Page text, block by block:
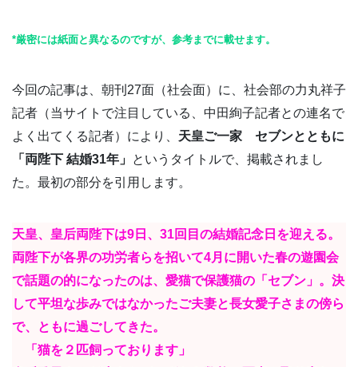
*厳密には紙面と異なるのですが、参考までに載せます。
今回の記事は、朝刊27面（社会面）に、社会部の力丸祥子
記者（当サイトで注目している、中田絢子記者との連名で
よく出てくる記者）により、 天皇ご一家 セブンとともに
「両陛下 結婚31年」 というタイトルで、掲載されまし
た。最初の部分を引用します。
天皇、皇后両陛下は9日、31回目の結婚記念日を迎える。
両陛下が各界の功労者らを招いて4月に開いた春の遊園会
で話題の的になったのは、愛猫で保護猫の「セブン」。決
して平坦な歩みではなかったご夫妻と長女愛子さまの傍ら
で、ともに過ごしてきた。
「猫を２匹飼っております」